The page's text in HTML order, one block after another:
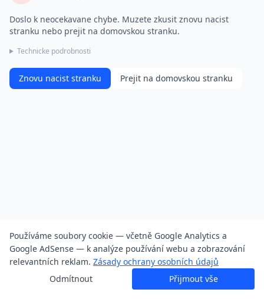
Doslo k neocekavane chybe. Muzete zkusit znovu nacist
stranku nebo prejit na domovskou stranku.
Technicke podrobnosti
Znovu nacist stranku Prejit na domovskou stranku
Používáme soubory cookie — včetně Google Analytics a
Google AdSense — k analýze používání webu a zobrazování
relevantních reklam. Zásady ochrany osobních údajů
Odmítnout
Přijmout vše